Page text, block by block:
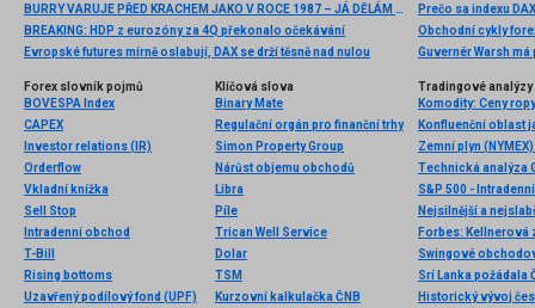
BURRY VARUJE PŘED KRACHEM JAKO V ROCE 1987 – JÁ DĚLÁM TOHLE
BREAKING: HDP z eurozóny za 4Q překonalo očekávání
Evropské futures mírně oslabují, DAX se drží těsně nad nulou
Prečo sa indexu
Obchodní cykly
Guvernér Warsh
Forex slovník pojmů
BOVESPA Index
CAPEX
Investor relations (IR)
Orderflow
Vkladní knížka
Sell Stop
Intradenní obchod
T-Bill
Rising bottoms
Uzavřený podílový fond (UPF)
Klíčová slova
Binary Mate
Regulační orgán pro finanční trhy
Simon Property Group
Nárůst objemu obchodů
Libra
Píle
Trican Well Service
Dolar
TSM
Kurzovní kalkulačka ČNB
Tradingové analýzy
Konfluenční oblast
Zemní plyn
Technická analýza
S&P 500 -
Nejsilnější a
Swingové
Srí Lanka požádala
Historický vývoj